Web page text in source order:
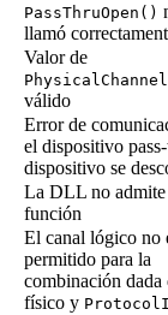
PassThruOpen()
llamó
Valor de
válido
Error de
el dispositivo
dispositivo se
La DLL no admite
función
El canal lógico no
permitido para la
combinación dada
físico y